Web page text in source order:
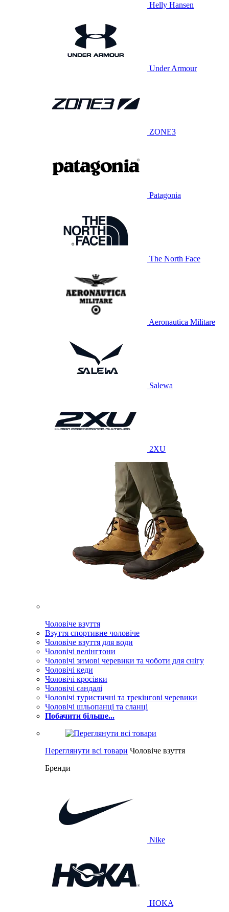
Helly Hansen
Under Armour
ZONE3
Patagonia
The North Face
Aeronautica Militare
Salewa
2XU
Чоловіче взуття
Взуття спортивне чоловіче
Чоловіче взуття для води
Чоловічі велінгтони
Чоловічі зимові черевики та чоботи для снігу
Чоловічі кеди
Чоловічі кросівки
Чоловічі сандалі
Чоловічі туристичні та трекінгові черевики
Чоловічі шльопанці та сланці
Побачити більше...
Переглянути всі товари Чоловіче взуття
Бренди
Nike
HOKA